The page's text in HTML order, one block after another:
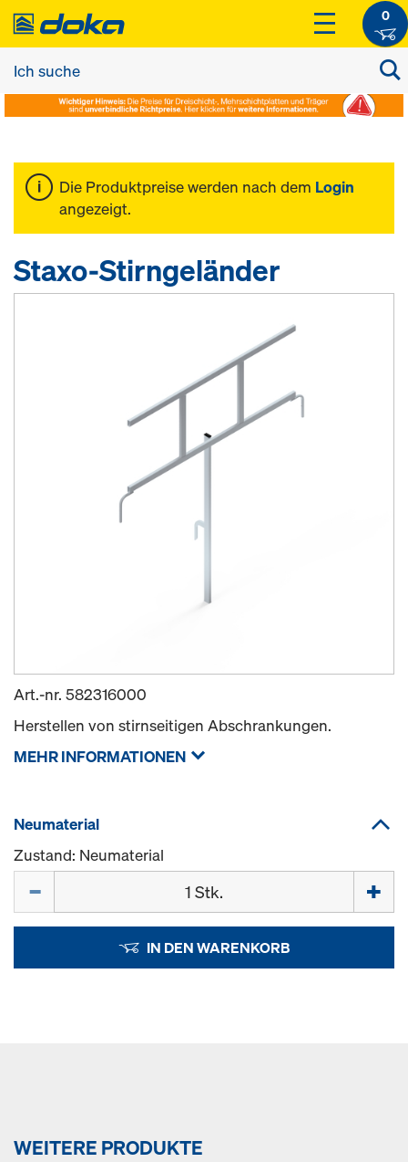
0
Die Produktpreise werden nach dem Login
angezeigt.
Staxo-Stirngeländer
Art.-nr. 582316000
Herstellen von stirnseitigen Abschrankungen.
MEHR INFORMATIONEN
Neumaterial
Zustand: Neumaterial
IN DEN WARENKORB
WEITERE PRODUKTE